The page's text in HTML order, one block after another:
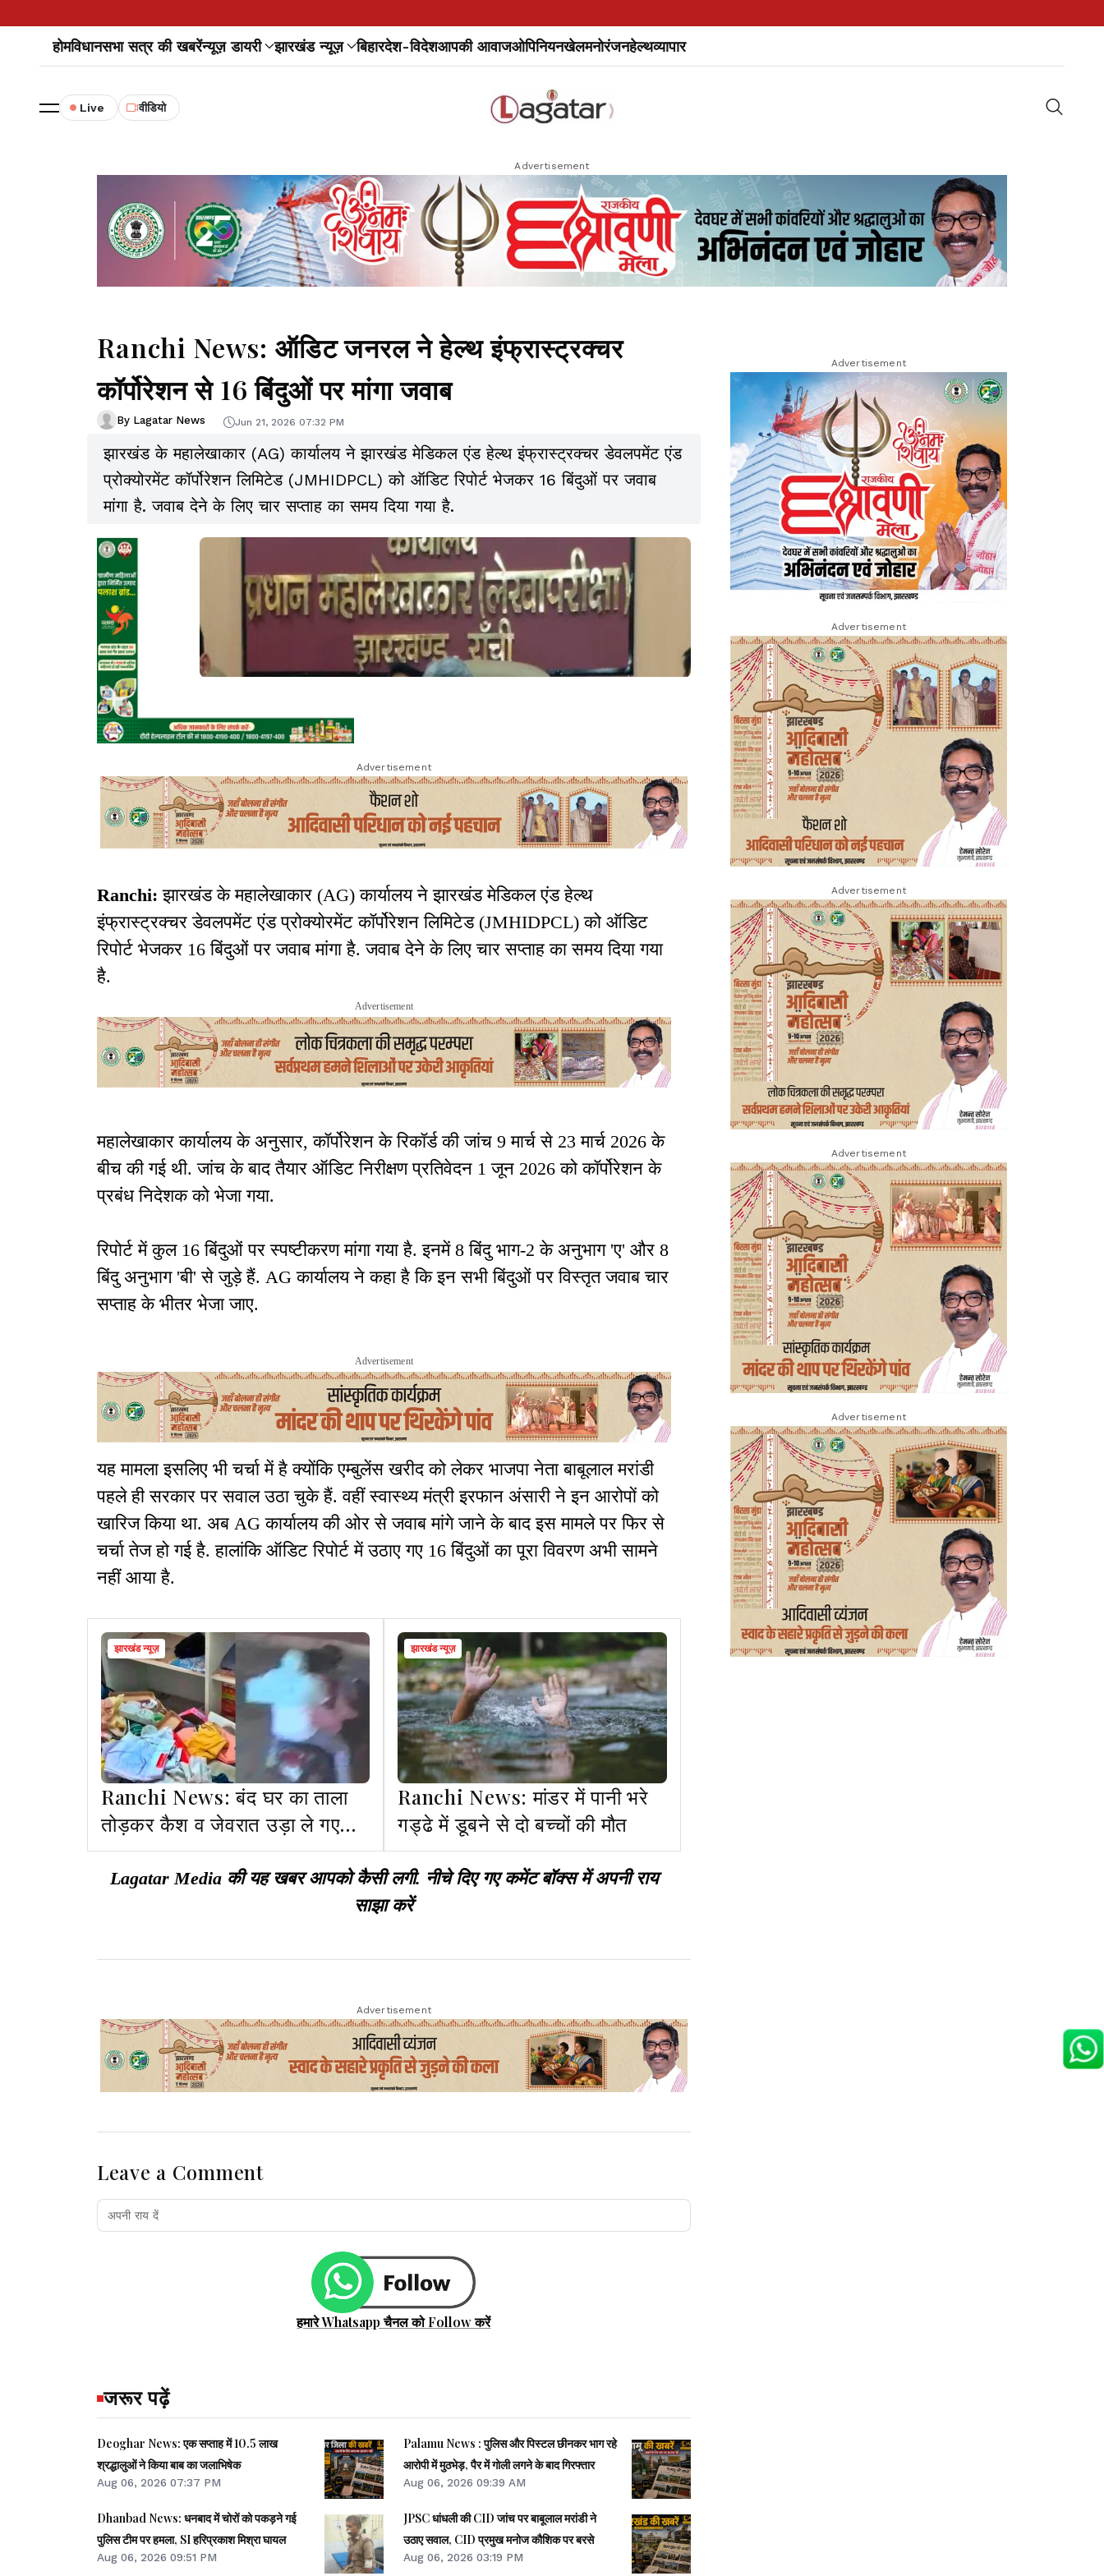
होमविधानसभा सत्र की खबरेंन्यूज़ डायरी झारखंड न्यूज़ बिहारदेश-विदेशआपकी आवाजओपिनियनखेलमनोरंजनहेल्थव्यापार
Live वीडियो
Advertisement
Ranchi News: ऑडिट जनरल ने हेल्थ इंफ्रास्ट्रक्चर
कॉर्पोरेशन से 16 बिंदुओं पर मांगा जवाब
By Lagatar News Jun 21, 2026 07:32 PM
झारखंड के महालेखाकार (AG) कार्यालय ने झारखंड मेडिकल एंड हेल्थ इंफ्रास्ट्रक्चर डेवलपमेंट एंड
प्रोक्योरमेंट कॉर्पोरेशन लिमिटेड (JMHIDPCL) को ऑडिट रिपोर्ट भेजकर 16 बिंदुओं पर जवाब
मांगा है. जवाब देने के लिए चार सप्ताह का समय दिया गया है.
Advertisement
Ranchi:झारखंड के महालेखाकार (AG) कार्यालय ने झारखंड मेडिकल एंड हेल्थ
इंफ्रास्ट्रक्चर डेवलपमेंट एंड प्रोक्योरमेंट कॉर्पोरेशन लिमिटेड (JMHIDPCL) को ऑडिट
रिपोर्ट भेजकर 16 बिंदुओं पर जवाब मांगा है. जवाब देने के लिए चार सप्ताह का समय दिया गया
है.
Advertisement
महालेखाकार कार्यालय के अनुसार, कॉर्पोरेशन के रिकॉर्ड की जांच 9 मार्च से 23 मार्च 2026 के
बीच की गई थी. जांच के बाद तैयार ऑडिट निरीक्षण प्रतिवेदन 1 जून 2026 को कॉर्पोरेशन के
प्रबंध निदेशक को भेजा गया.
रिपोर्ट में कुल 16 बिंदुओं पर स्पष्टीकरण मांगा गया है. इनमें 8 बिंदु भाग-2 के अनुभाग 'ए' और 8
बिंदु अनुभाग 'बी' से जुड़े हैं. AG कार्यालय ने कहा है कि इन सभी बिंदुओं पर विस्तृत जवाब चार
सप्ताह के भीतर भेजा जाए.
Advertisement
यह मामला इसलिए भी चर्चा में है क्योंकि एम्बुलेंस खरीद को लेकर भाजपा नेता बाबूलाल मरांडी
पहले ही सरकार पर सवाल उठा चुके हैं. वहीं स्वास्थ्य मंत्री इरफान अंसारी ने इन आरोपों को
खारिज किया था. अब AG कार्यालय की ओर से जवाब मांगे जाने के बाद इस मामले पर फिर से
चर्चा तेज हो गई है. हालांकि ऑडिट रिपोर्ट में उठाए गए 16 बिंदुओं का पूरा विवरण अभी सामने
नहीं आया है.
झारखंड न्यूज़
Ranchi News: बंद घर का ताला
तोड़कर कैश व जेवरात उड़ा ले गए
चोर
झारखंड न्यूज़
Ranchi News: मांडर में पानी भरे
गड्ढे में डूबने से दो बच्चों की मौत
Lagatar Media की यह खबर आपको कैसी लगी. नीचे दिए गए कमेंट बॉक्स में अपनी राय
साझा करें
Advertisement
Leave a Comment
हमारे Whatsapp चैनल को Follow करें
जरूर पढ़ें
Deoghar News: एक सप्ताह में 10.5 लाख
श्रद्धालुओं ने किया बाब का जलाभिषेक
Aug 06, 2026 07:37 PM
Dhanbad News: धनबाद में चोरों को पकड़ने गई
पुलिस टीम पर हमला, SI हरिप्रकाश मिश्रा घायल
Aug 06, 2026 09:51 PM
Palamu News : पुलिस और पिस्टल छीनकर भाग रहे
आरोपी में मुठभेड़, पैर में गोली लगने के बाद गिरफ्तार
Aug 06, 2026 09:39 AM
JPSC धांधली की CID जांच पर बाबूलाल मरांडी ने
उठाए सवाल, CID प्रमुख मनोज कौशिक पर बरसे
Aug 06, 2026 03:19 PM
Advertisement
Advertisement
Advertisement
Advertisement
Advertisement